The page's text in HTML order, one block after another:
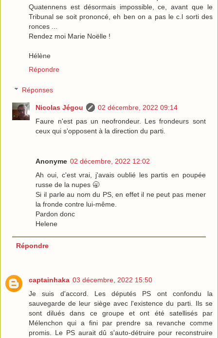
Quatennens est désormais impossible, ce, avant que le
Tribunal se soit prononcé, eh ben on a pas le c.l sorti des
ronces ...
Rendez moi Marie Noëlle !
Hélène
Répondre
Réponses
Nicolas Jégou
02 décembre, 2022 09:14
Faure n'est pas un neofrondeur. Les frondeurs sont
ceux qui s'opposent à la direction du parti.
Anonyme 02 décembre, 2022 12:02
Ah oui, c'est vrai, j'avais oublié les partis en poupée
russe de la nupes 🥱
Si il parle au nom du PS, en effet il ne peut pas mener
la fronde contre lui-même.
Pardon donc
Helene
Répondre
captainhaka 03 décembre, 2022 15:50
Je suis d'accord. Les députés PS ont confondu la
sauvegarde de leur siège avec l'existence du parti. Ils se
sont dilués dans ce groupe et ont été satellisés par
Mélenchon qui a fini par prendre sa revanche comme
promis. Le PS aurait dû s'auto-détruire pour reconstruire